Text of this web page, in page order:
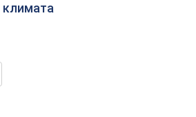
климата